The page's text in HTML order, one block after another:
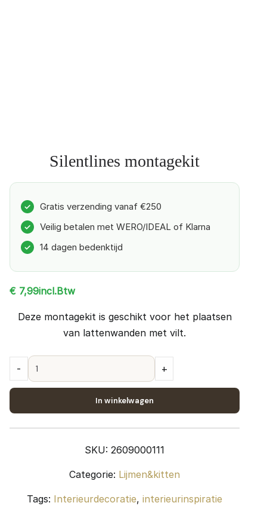
Silentlines montagekit
✓ Gratis verzending vanaf €250
✓ Veilig betalen met WERO/IDEAL of Klarna
✓ 14 dagen bedenktijd
€ 7,99incl.Btw
Deze montagekit is geschikt voor het plaatsen
van lattenwanden met vilt.
- +
In winkelwagen
SKU: 2609000111
Categorie: Lijmen&kitten
Tags: Interieurdecoratie, interieurinspiratie